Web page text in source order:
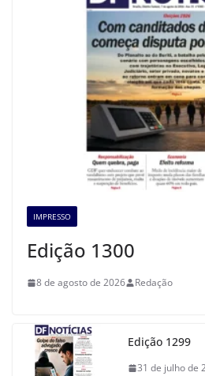
IMPRESSO
Edição 1300
8 de agosto de 2026 Redação
Edição 1299
31 de julho de